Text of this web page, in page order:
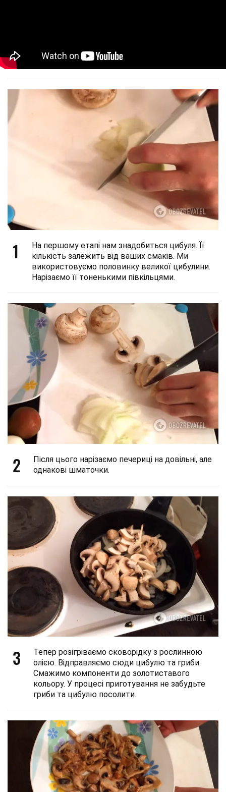
1
На першому етапі нам знадобиться цибуля. Її
кількість залежить від ваших смаків. Ми
використовуємо половинку великої цибулини.
Нарізаємо її тоненькими півкільцями.
2
Після цього нарізаємо печериці на довільні, але
однакові шматочки.
3
Тепер розігріваємо сковорідку з рослинною
олією. Відправляємо сюди цибулю та гриби.
Смажимо компоненти до золотиставого
кольору. У процесі приготування не забудьте
гриби та цибулю посолити.